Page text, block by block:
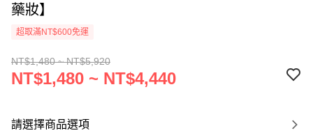
藥妝】
超取滿NT$600免運
NT$1,480 ~ NT$5,920
NT$1,480 ~ NT$4,440
請選擇商品選項